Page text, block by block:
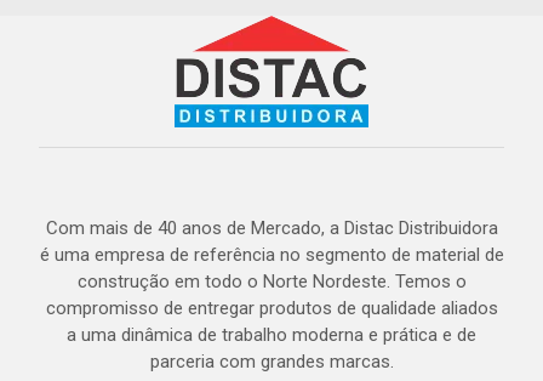
Com mais de 40 anos de Mercado, a Distac Distribuidora
é uma empresa de referência no segmento de material de
construção em todo o Norte Nordeste. Temos o
compromisso de entregar produtos de qualidade aliados
a uma dinâmica de trabalho moderna e prática e de
parceria com grandes marcas.